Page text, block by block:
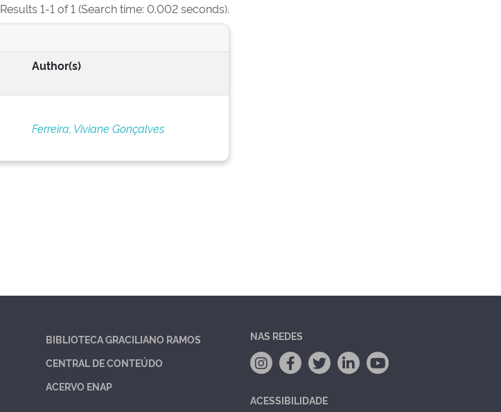
Results 1-1 of 1 (Search time: 0.002 seconds).
Author(s)
Ferreira, Viviane Gonçalves
BIBLIOTECA GRACILIANO RAMOS
CENTRAL DE CONTEÚDO
ACERVO ENAP
NAS REDES
ACESSIBILIDADE